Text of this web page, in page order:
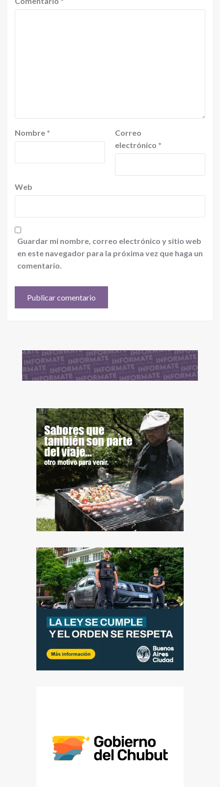
Nombre *
Correo
electrónico *
Web
Guardar mi nombre, correo electrónico y sitio web
en este navegador para la próxima vez que haga un
comentario.